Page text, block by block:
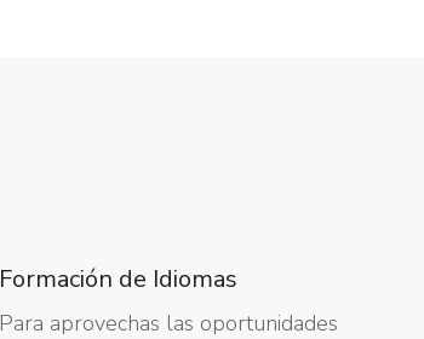
Formación de Idiomas
Para aprovechas las oportunidades